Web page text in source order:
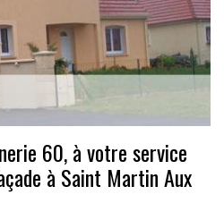
60, à votre service
à Saint Martin Aux